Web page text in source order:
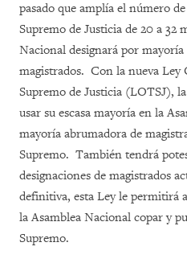
pasado que amplía el número
Supremo de Justicia de 20 a 32
Nacional designará por mayoría
magistrados. Con la nueva Ley
Supremo de Justicia (LOTSJ),
usar su escasa mayoría en la
mayoría abrumadora de
Supremo. También tendrá
designaciones de magistrados
definitiva, esta Ley le permitirá
la Asamblea Nacional copar y
Supremo.